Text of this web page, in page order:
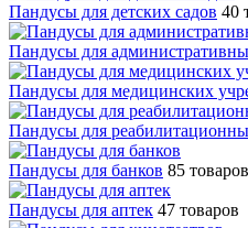
Пандусы для детских садов 40
Пандусы для
Пандусы для медицинских
Пандусы для
Пандусы для банков 85 товаров
Пандусы для аптек 47 товаров